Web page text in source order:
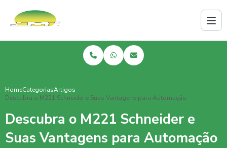
HomeCategoriasArtigos
Descubra o M221 Schneider e Suas Vantagens para Automação
Descubra o M221 Schneider e
Suas Vantagens para Automação